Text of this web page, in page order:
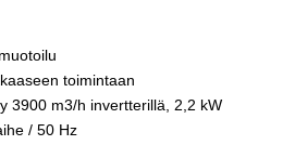
toimintaan
3900 m3/h invertterillä, 2,2 kW
/ 50 Hz